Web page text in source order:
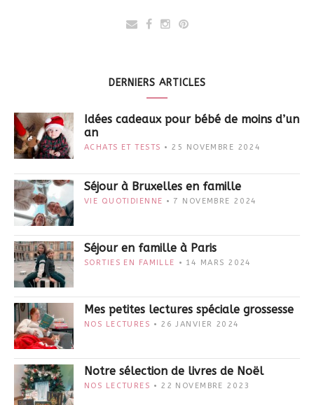
DERNIERS ARTICLES
Idées cadeaux pour bébé de moins d’un
an
ACHATS ET TESTS 25 NOVEMBRE 2024
Séjour à Bruxelles en famille
VIE QUOTIDIENNE 7 NOVEMBRE 2024
Séjour en famille à Paris
SORTIES EN FAMILLE 14 MARS 2024
Mes petites lectures spéciale grossesse
NOS LECTURES 26 JANVIER 2024
Notre sélection de livres de Noël
NOS LECTURES 22 NOVEMBRE 2023